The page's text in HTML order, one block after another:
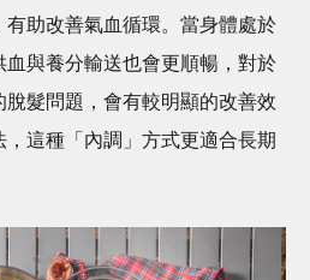
助改善氣血循環。當身體處於
與養分輸送也會更順暢，對於
髮問題，會有較明顯的改善效
這種「內調」方式更適合長期